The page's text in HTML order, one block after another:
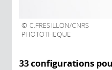
C.FRESILLON/CNRS
PHOTOTHEQUE
33 configurations